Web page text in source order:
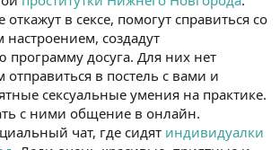
в сексе, помогут справиться со
настроением, создадут
досуга. Для них нет
в постель с вами и
сексуальные умения на практике.
с ними общение в онлайн.
чат, где сидят индивидуалки